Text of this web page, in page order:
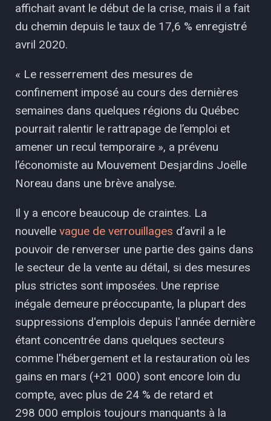
affichait avant le début de la crise, mais il a fait
du chemin depuis le taux de 17,6 % enregistré
avril 2020.
« Le resserrement des mesures de
confinement imposé au cours des dernières
semaines dans quelques régions du Québec
pourrait ralentir le rattrapage de l’emploi et
amener un recul temporaire », a prévenu
l’économiste au Mouvement Desjardins Joëlle
Noreau dans une brève analyse.
Il y a encore beaucoup de craintes. La
nouvelle vague de verrouillages d’avril a le
pouvoir de renverser une partie des gains dans
le secteur de la vente au détail, si des mesures
plus strictes sont imposées. Une reprise
inégale demeure préoccupante, la plupart des
suppressions d'emplois depuis l'année dernière
étant concentrée dans quelques secteurs
comme l'hébergement et la restauration où les
gains en mars (+21 000) sont encore loin du
compte, avec plus de 24 % de retard et
298 000 emplois toujours manquants à la